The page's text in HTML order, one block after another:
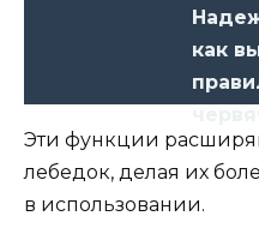
как
Эти функции
лебедок, делая их
в использовании.